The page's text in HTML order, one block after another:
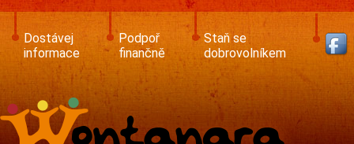
Skip
main
content
Dostávej
informace
Podpoř
finančně
Staň se
dobrovolníkem